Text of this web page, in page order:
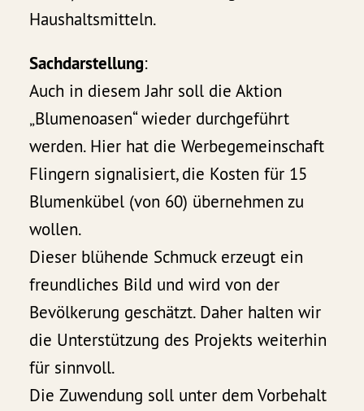
Haushaltsmitteln.
Sachdarstellung:
Auch in diesem Jahr soll die Aktion
„Blumenoasen“ wieder durchgeführt
werden. Hier hat die Werbegemeinschaft
Flingern signalisiert, die Kosten für 15
Blumenkübel (von 60) übernehmen zu
wollen.
Dieser blühende Schmuck erzeugt ein
freundliches Bild und wird von der
Bevölkerung geschätzt. Daher halten wir
die Unterstützung des Projekts weiterhin
für sinnvoll.
Die Zuwendung soll unter dem Vorbehalt